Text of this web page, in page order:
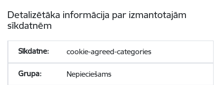
Detalizētāka informācija par izmantotajām
sīkdatnēm
cookie-agreed-categories
Nepieciešams